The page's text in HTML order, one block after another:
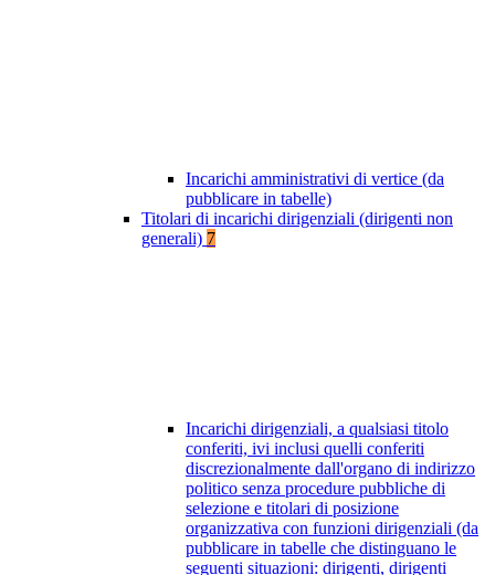
Incarichi amministrativi di vertice (da
pubblicare in tabelle)
Titolari di incarichi dirigenziali (dirigenti non
generali) 7
Incarichi dirigenziali, a qualsiasi titolo
conferiti, ivi inclusi quelli conferiti
discrezionalmente dall'organo di indirizzo
politico senza procedure pubbliche di
selezione e titolari di posizione
organizzativa con funzioni dirigenziali (da
pubblicare in tabelle che distinguano le
seguenti situazioni: dirigenti, dirigenti